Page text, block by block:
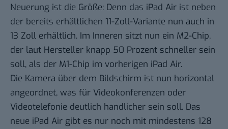
Neuerung ist die Größe: Denn das iPad Air ist neben
der bereits erhältlichen 11-Zoll-Variante nun auch in
13 Zoll erhältlich. Im Inneren sitzt nun ein M2-Chip,
der laut Hersteller knapp 50 Prozent schneller sein
soll, als der M1-Chip im vorherigen iPad Air.
Die Kamera über dem Bildschirm ist nun horizontal
angeordnet, was für Videokonferenzen oder
Videotelefonie deutlich handlicher sein soll. Das
neue iPad Air gibt es nur noch mit mindestens 128